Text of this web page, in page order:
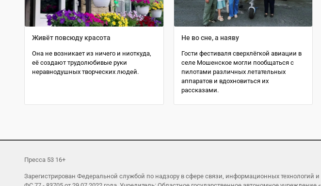
Живёт повсюду красота
Она не возникает из ничего и ниоткуда,
её создают трудолюбивые руки
неравнодушных творческих людей.
Не во сне, а наяву
Гости фестиваля сверхлёгкой авиации в
селе Мошенское могли пообщаться с
пилотами различных летательных
аппаратов и вдохновиться их
рассказами.
Пресса 53 16+
Зарегистрирован Федеральной службой по надзору в сфере связи, информационных